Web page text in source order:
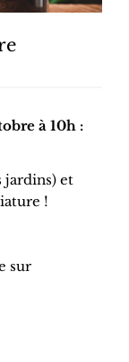
à 10h :
jardins) et
!
sur